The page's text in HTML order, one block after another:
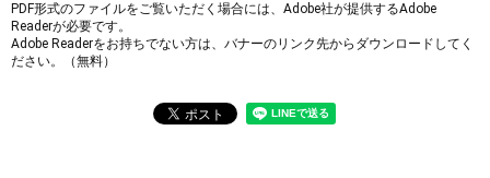
PDF形式のファイルをご覧いただく場合には、Adobe社が提供するAdobe
Readerが必要です。
Adobe Readerをお持ちでない方は、バナーのリンク先からダウンロードしてく
ださい。（無料）